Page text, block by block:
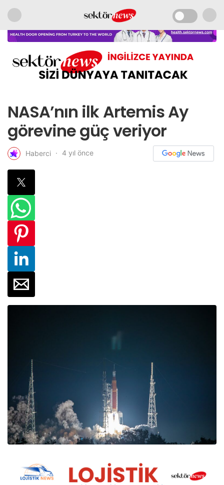
NASA’nın ilk Artemis Ay
görevine güç veriyor
Haberci 4 yıl önce